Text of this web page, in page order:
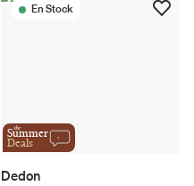
En Stock
the
Summer
Deals
Dedon